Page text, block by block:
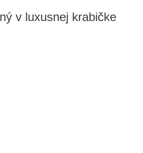
v luxusnej krabičke